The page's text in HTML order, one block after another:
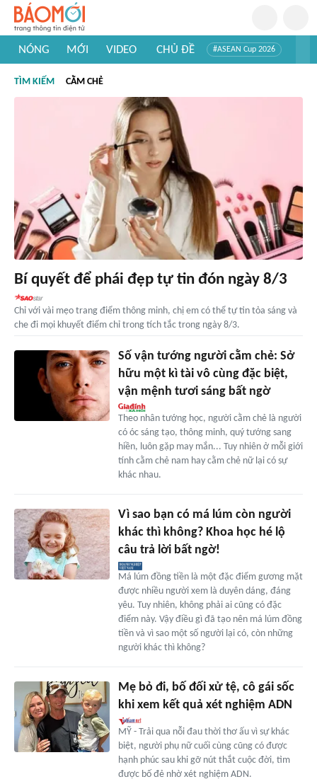
NÓNG MỚI VIDEO CHỦ ĐỀ #ASEAN Cup 2026
#Khám phá thế giới
TÌM KIẾM CẰM CHẺ
Bí quyết để phái đẹp tự tin đón ngày 8/3
Chỉ với vài mẹo trang điểm thông minh, chị em có thể tự tin tỏa sáng và
che đi mọi khuyết điểm chỉ trong tích tắc trong ngày 8/3.
Số vận tướng người cằm chẻ: Sở
hữu một kì tài vô cùng đặc biệt,
vận mệnh tươi sáng bất ngờ
Theo nhân tướng học, người cằm chẻ là người
có óc sáng tạo, thông minh, quý tướng sang
hiền, luôn gặp may mắn... Tuy nhiên ở mỗi giới
tính cằm chẻ nam hay cằm chẻ nữ lại có sự
khác nhau.
Vì sao bạn có má lúm còn người
khác thì không? Khoa học hé lộ
câu trả lời bất ngờ!
Má lúm đồng tiền là một đặc điểm gương mặt
được nhiều người xem là duyên dáng, đáng
yêu. Tuy nhiên, không phải ai cũng có đặc
điểm này. Vậy điều gì đã tạo nên má lúm đồng
tiền và vì sao một số người lại có, còn những
người khác thì không?
Mẹ bỏ đi, bố đối xử tệ, cô gái sốc
khi xem kết quả xét nghiệm ADN
MỸ - Trải qua nỗi đau thời thơ ấu vì sự khác
biệt, người phụ nữ cuối cùng cũng có được
hạnh phúc sau khi gỡ nút thắt cuộc đời, tìm
được bố đẻ nhờ xét nghiệm ADN.